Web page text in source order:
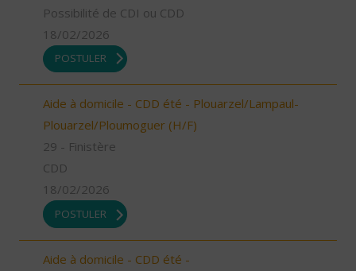
Possibilité de CDI ou CDD
18/02/2026
POSTULER
Aide à domicile - CDD été - Plouarzel/Lampaul-
Plouarzel/Ploumoguer (H/F)
29 - Finistère
CDD
18/02/2026
POSTULER
Aide à domicile - CDD été -